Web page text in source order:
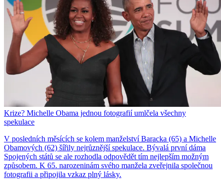
Krize? Michelle Obama jednou fotografií umlčela všechny
spekulace
V posledních měsících se kolem manželství Baracka (65) a Michelle
Obamových (62) šířily nejrůznější spekulace. Bývalá první dáma
Spojených států se ale rozhodla odpovědět tím nejlepším možným
způsobem. K 65. narozeninám svého manžela zveřejnila společnou
fotografii a připojila vzkaz plný lásky.